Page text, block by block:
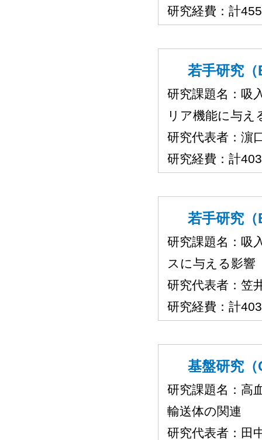
研究経費：計
若手研究（
研究課題名：吸
リア機能に与
研究代表者：濵
研究経費：計
若手研究（
研究課題名：吸
スに与える影響
研究代表者：笠
研究経費：計
基盤研究（
研究課題名：高
輸送体の関連
研究代表者：田